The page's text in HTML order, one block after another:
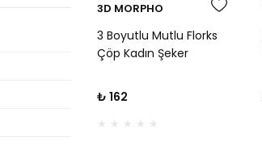
3D MORPHO
3 Boyutlu Mutlu Florks
Çöp Kadın Şeker
Kalıbı - Eğlenceli Doğum
Günü, Kutlama ve Mizahi
Kurabiyeler İçin
₺ 162